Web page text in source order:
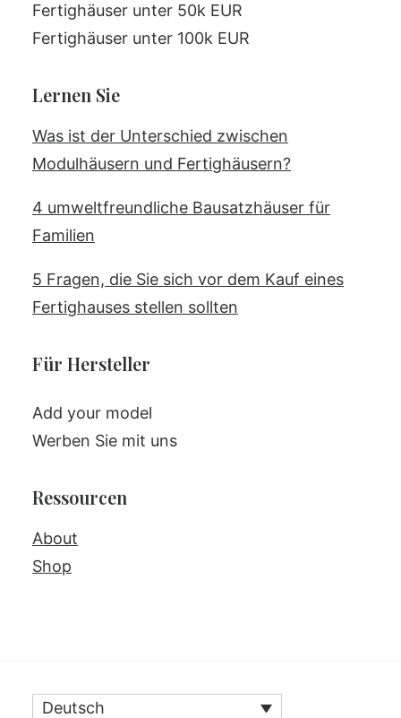
Fertighäuser unter 50k EUR
Fertighäuser unter 100k EUR
Lernen Sie
Was ist der Unterschied zwischen
Modulhäusern und Fertighäusern?
4 umweltfreundliche Bausatzhäuser für
Familien
5 Fragen, die Sie sich vor dem Kauf eines
Fertighauses stellen sollten
Für Hersteller
Add your model
Werben Sie mit uns
Ressourcen
About
Shop
Deutsch